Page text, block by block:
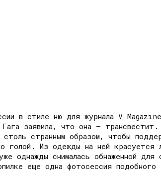
в стиле ню для журнала V
заявила, что она –
странным образом, чтобы
голой. Из одежды на ней красуется
однажды снималась обнаженной
еще одна фотосессия